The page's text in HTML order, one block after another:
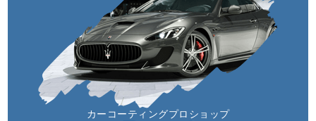
カーコーティングプロショップ